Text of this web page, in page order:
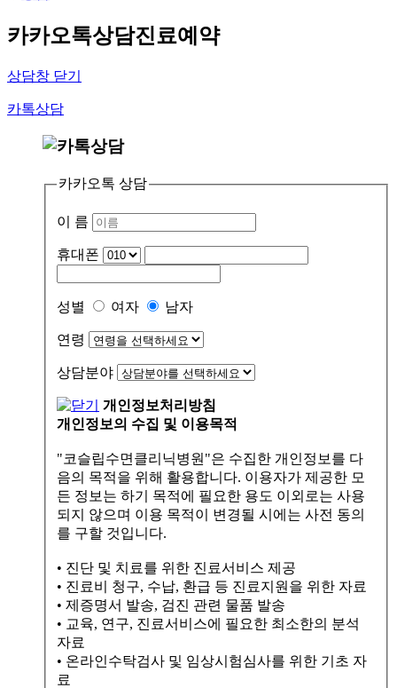
카카오톡상담진료예약
상담창 닫기
카톡상담
카카오톡 상담
이 름
휴대폰
성별 여자 남자
연령
상담분야
개인정보처리방침
개인정보의 수집 및 이용목적
"코슬립수면클리닉병원"은 수집한 개인정보를 다
음의 목적을 위해 활용합니다. 이용자가 제공한 모
든 정보는 하기 목적에 필요한 용도 이외로는 사용
되지 않으며 이용 목적이 변경될 시에는 사전 동의
를 구할 것입니다.
• 진단 및 치료를 위한 진료서비스 제공
• 진료비 청구, 수납, 환급 등 진료지원을 위한 자료
• 제증명서 발송, 검진 관련 물품 발송
• 교육, 연구, 진료서비스에 필요한 최소한의 분석
자료
• 온라인수탁검사 및 임상시험심사를 위한 기초 자
료